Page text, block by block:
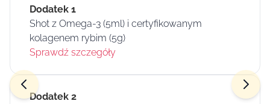
Dodatek 1
Shot z Omega-3 (5ml) i certyfikowanym
kolagenem rybim (5g)
Sprawdź szczegóły
Dodatek 2